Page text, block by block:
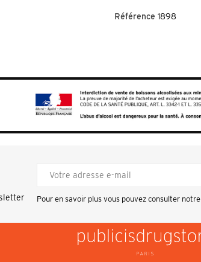
Référence 1898
Pour en savoir plus vous pouvez consulter notre